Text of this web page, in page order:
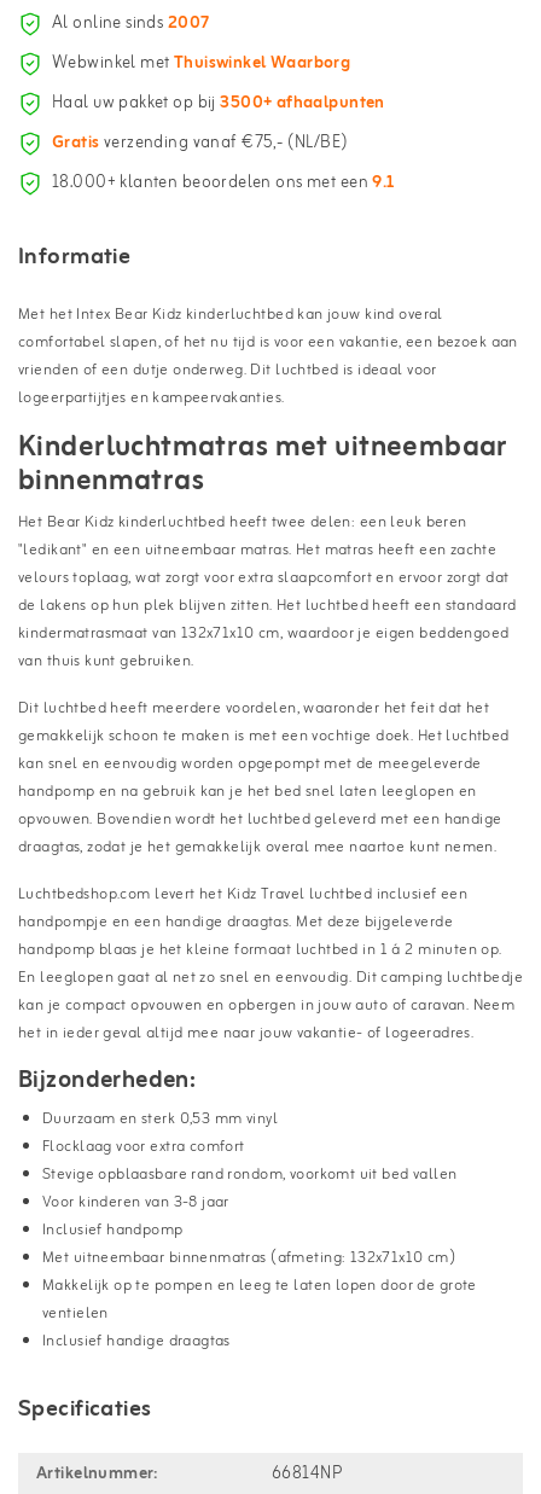
Al online sinds2007
Webwinkel metThuiswinkel Waarborg
Haal uw pakket op bij3500+ afhaalpunten
Gratisverzending vanaf €75,- (NL/BE)
18.000+ klanten beoordelen ons met een9.1
Informatie
Met het Intex Bear Kidz kinderluchtbed kan jouw kind overal
comfortabel slapen, of het nu tijd is voor een vakantie, een bezoek aan
vrienden of een dutje onderweg. Dit luchtbed is ideaal voor
logeerpartijtjes en kampeervakanties.
Kinderluchtmatras met uitneembaar
binnenmatras
Het Bear Kidz kinderluchtbed heeft twee delen: een leuk beren
"ledikant" en een uitneembaar matras. Het matras heeft een zachte
velours toplaag, wat zorgt voor extra slaapcomfort en ervoor zorgt dat
de lakens op hun plek blijven zitten. Het luchtbed heeft een standaard
kindermatrasmaat van 132x71x10 cm, waardoor je eigen beddengoed
van thuis kunt gebruiken.
Dit luchtbed heeft meerdere voordelen, waaronder het feit dat het
gemakkelijk schoon te maken is met een vochtige doek. Het luchtbed
kan snel en eenvoudig worden opgepompt met de meegeleverde
handpomp en na gebruik kan je het bed snel laten leeglopen en
opvouwen. Bovendien wordt het luchtbed geleverd met een handige
draagtas, zodat je het gemakkelijk overal mee naartoe kunt nemen.
Luchtbedshop.com levert het Kidz Travel luchtbed inclusief een
handpompje en een handige draagtas. Met deze bijgeleverde
handpomp blaas je het kleine formaat luchtbed in 1 á 2 minuten op.
En leeglopen gaat al net zo snel en eenvoudig. Dit camping luchtbedje
kan je compact opvouwen en opbergen in jouw auto of caravan. Neem
het in ieder geval altijd mee naar jouw vakantie- of logeeradres.
Bijzonderheden:
Duurzaam en sterk 0,53 mm vinyl
Flocklaag voor extra comfort
Stevige opblaasbare rand rondom, voorkomt uit bed vallen
Voor kinderen van 3-8 jaar
Inclusief handpomp
Met uitneembaar binnenmatras (afmeting: 132x71x10 cm)
Makkelijk op te pompen en leeg te laten lopen door de grote
ventielen
Inclusief handige draagtas
Specificaties
Artikelnummer:
66814NP